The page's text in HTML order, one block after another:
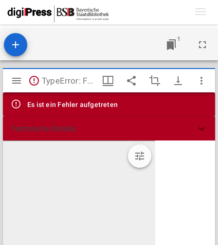
1
Mirador
Viewer
TypeError: Failed to fetch
Es ist ein Fehler aufgetreten
Technische Details